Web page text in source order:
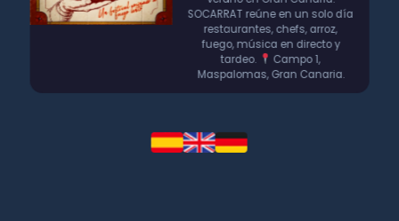
SOCARRAT reúne en un solo día
restaurantes, chefs, arroz,
fuego, música en directo y
tardeo.
Campo 1,
Maspalomas, Gran Canaria.